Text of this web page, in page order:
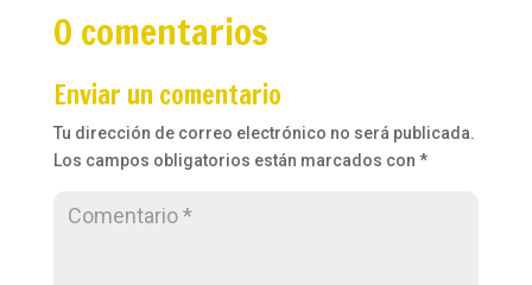
0 comentarios
Enviar un comentario
Tu dirección de correo electrónico no será publicada.
Los campos obligatorios están marcados con *